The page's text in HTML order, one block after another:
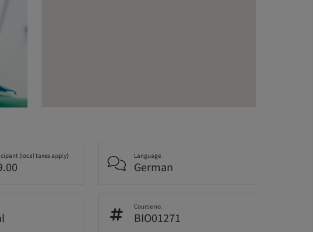
(local taxes apply) Language
German
Course no.
BIO01271